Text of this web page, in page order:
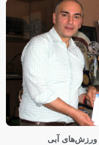
ورزش‌های آبی